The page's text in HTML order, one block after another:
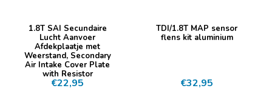
1.8T SAI Secundaire
Lucht Aanvoer
Afdekplaatje met
Weerstand, Secondary
Air Intake Cover Plate
with Resistor
€22,95
TDI/1.8T MAP sensor
flens kit aluminium
€32,95